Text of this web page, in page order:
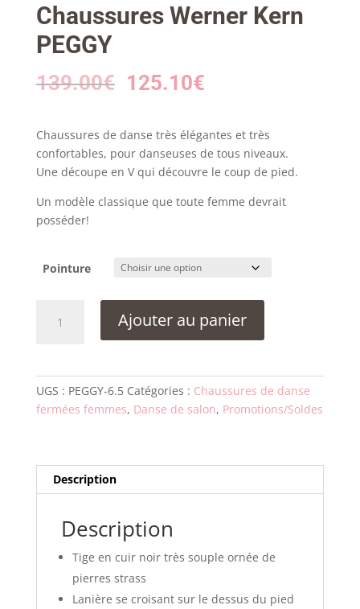
Chaussures Werner Kern
PEGGY
139.00€ Le
initial
était :
139.00€.
125.10€Le
actuel
est :
125.10€.
Chaussures de danse très élégantes et très
confortables, pour danseuses de tous niveaux.
Une découpe en V qui découvre le coup de pied.
Un modèle classique que toute femme devrait
posséder!
Pointure
PEGGY
Ajouter au panier
UGS : PEGGY-6.5 Catégories : Chaussures de danse
fermées femmes, Danse de salon, Promotions/Soldes
Description
Description
Tige en cuir noir très souple ornée de
pierres strass
Lanière se croisant sur le dessus du pied